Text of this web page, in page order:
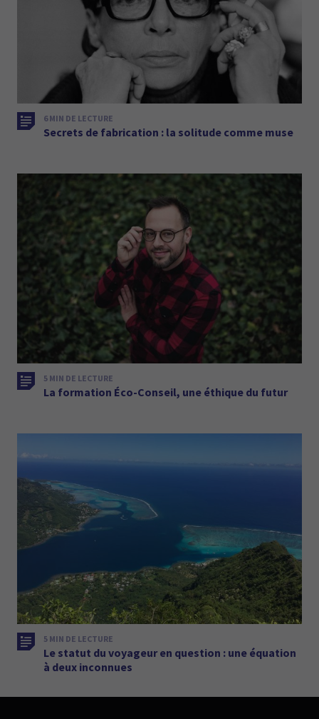
6 MIN DE LECTURE
Secrets de fabrication : la solitude comme muse
5 MIN DE LECTURE
La formation Éco-Conseil, une éthique du futur
5 MIN DE LECTURE
Le statut du voyageur en question : une équation
à deux inconnues